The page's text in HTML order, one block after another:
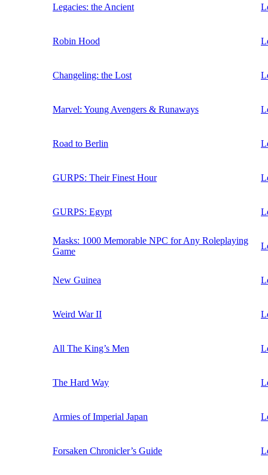
Legacies: the Ancient
Robin Hood
Changeling: the Lost
Marvel: Young Avengers & Runaways
Road to Berlin
GURPS: Their Finest Hour
GURPS: Egypt
Masks: 1000 Memorable NPC for Any Roleplaying
Game
New Guinea
Weird War II
All The King’s Men
The Hard Way
Armies of Imperial Japan
Forsaken Chronicler’s Guide